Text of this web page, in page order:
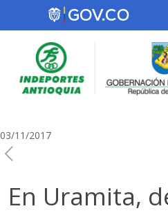
03/11/2017
En Uramita,